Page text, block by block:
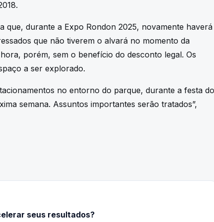
que, durante a Expo Rondon 2025, novamente haverá
que não tiverem o alvará no momento da
porém, sem o benefício do desconto legal. Os
a ser explorado.
no entorno do parque, durante a festa do
semana. Assuntos importantes serão tratados”,
seus resultados?